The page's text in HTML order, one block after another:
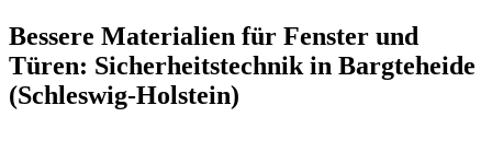
Bessere Materialien für Fenster und
Türen: Sicherheitstechnik in Bargteheide
(Schleswig-Holstein)